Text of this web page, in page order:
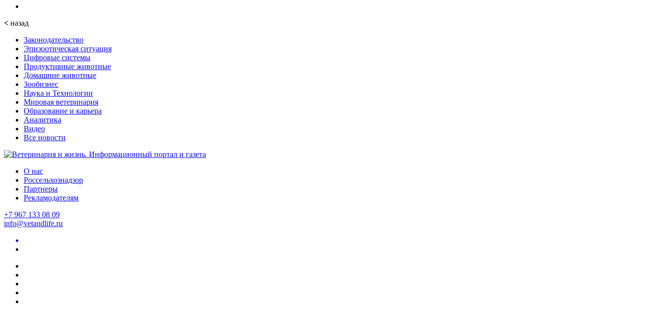
< назад
Законодательство
Эпизоотическая ситуация
Цифровые системы
Продуктивные животные
Домашние животные
Зообизнес
Наука и Технологии
Мировая ветеринария
Образование и карьера
Аналитика
Видео
Все новости
О нас
Россельхознадзор
Партнеры
Рекламодателям
+7 967 133 08 09
info@vetandlife.ru